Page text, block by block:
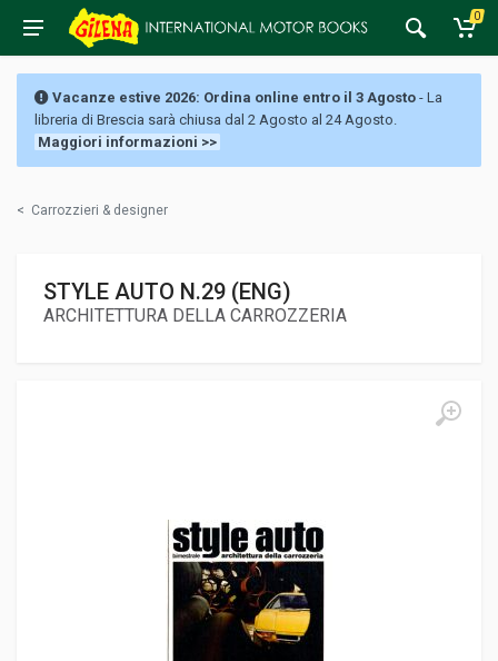
0
Vacanze estive 2026: Ordina online entro il 3 Agosto - La
libreria di Brescia sarà chiusa dal 2 Agosto al 24 Agosto.
Maggiori informazioni >>
< Carrozzieri & designer
STYLE AUTO N.29 (ENG)
ARCHITETTURA DELLA CARROZZERIA